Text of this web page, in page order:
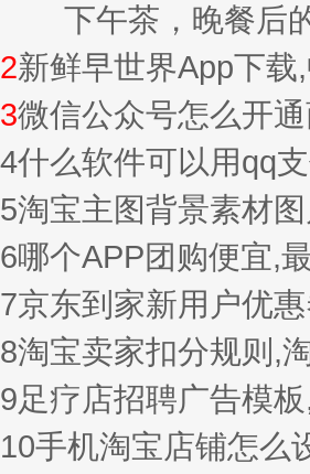
下午茶，晚餐后的
2新鲜早世界App下
3微信公众号怎么开
4什么软件可以用qq
5淘宝主图背景素材
6哪个APP团购便宜,
7京东到家新用户优
8淘宝卖家扣分规则,
9足疗店招聘广告模
10手机淘宝店铺怎么